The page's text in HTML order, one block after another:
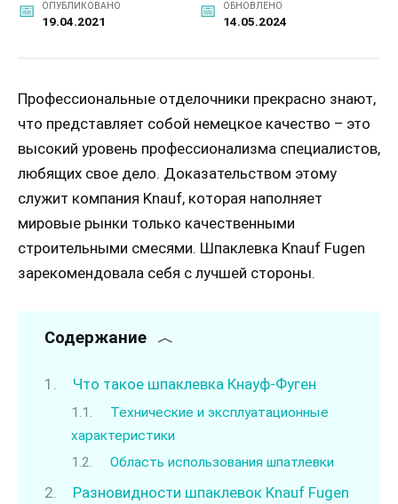
ОПУБЛИКОВАНО
19.04.2021
ОБНОВЛЕНО
14.05.2024
Профессиональные отделочники прекрасно знают,
что представляет собой немецкое качество – это
высокий уровень профессионализма специалистов,
любящих свое дело. Доказательством этому
служит компания Knauf, которая наполняет
мировые рынки только качественными
строительными смесями. Шпаклевка Knauf Fugen
зарекомендовала себя с лучшей стороны.
Содержание
Что такое шпаклевка Кнауф-Фуген
Технические и эксплуатационные
характеристики
Область использования шпатлевки
Разновидности шпаклевок Knauf Fugen